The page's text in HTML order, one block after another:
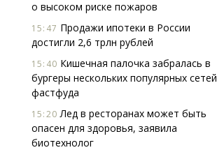
о высоком риске пожаров
15:47 Продажи ипотеки в России
достигли 2,6 трлн рублей
15:40 Кишечная палочка забралась в
бургеры нескольких популярных сетей
фастфуда
15:20 Лед в ресторанах может быть
опасен для здоровья, заявила
биотехнолог